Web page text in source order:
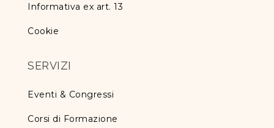
Informativa ex art. 13
Cookie
SERVIZI
Eventi & Congressi
Corsi di Formazione